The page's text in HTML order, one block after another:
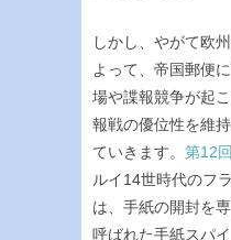
しかし、やがて欧
よって、帝国郵便
場や諜報競争が起
報戦の優位性を維
ていきます。 第12
ルイ14世時代のフ
は、手紙の開封を
呼ばれた手紙スパ